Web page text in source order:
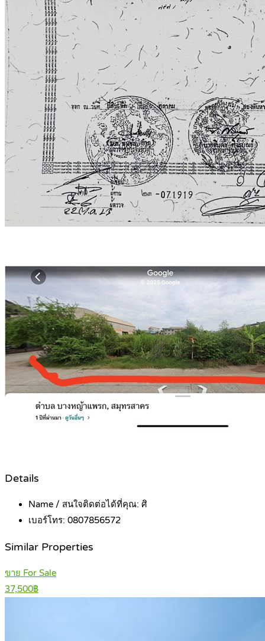
Details
Name / สนใจติดต่อได้ที่คุณ: ศิ
เบอร์โทร: 0807856572
Similar Properties
ขาย For Sale
37,500฿